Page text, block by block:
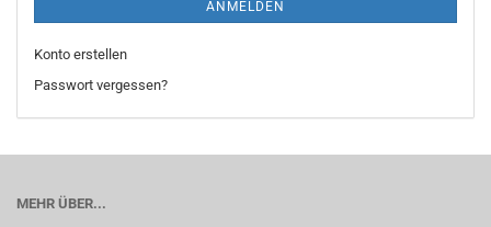
ANMELDEN
Konto erstellen
Passwort vergessen?
MEHR ÜBER...